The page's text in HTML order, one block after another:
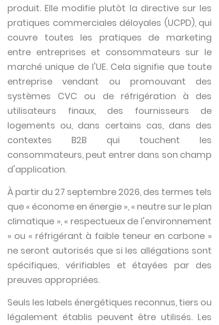
produit. Elle modifie plutôt la directive sur les
pratiques commerciales déloyales (UCPD), qui
couvre toutes les pratiques de marketing
entre entreprises et consommateurs sur le
marché unique de l'UE. Cela signifie que toute
entreprise vendant ou promouvant des
systèmes CVC ou de réfrigération à des
utilisateurs finaux, des fournisseurs de
logements ou, dans certains cas, dans des
contextes B2B qui touchent les
consommateurs, peut entrer dans son champ
d'application.
À partir du 27 septembre 2026, des termes tels
que « économe en énergie », « neutre sur le plan
climatique », « respectueux de l'environnement
» ou « réfrigérant à faible teneur en carbone »
ne seront autorisés que si les allégations sont
spécifiques, vérifiables et étayées par des
preuves appropriées.
Seuls les labels énergétiques reconnus, tiers ou
légalement établis peuvent être utilisés. Les